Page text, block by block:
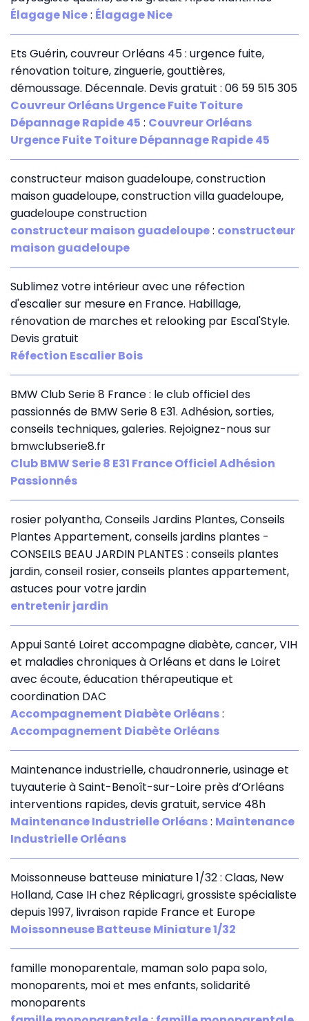
Élagage Nice: Élagage Nice
Ets Guérin, couvreur Orléans 45 : urgence fuite,
rénovation toiture, zinguerie, gouttières,
démoussage. Décennale. Devis gratuit : 06 59 515 305
Couvreur Orléans Urgence Fuite Toiture
Dépannage Rapide 45 : Couvreur Orléans
Urgence Fuite Toiture Dépannage Rapide 45
constructeur maison guadeloupe, construction
maison guadeloupe, construction villa guadeloupe,
guadeloupe construction
constructeur maison guadeloupe: constructeur
maison guadeloupe
Sublimez votre intérieur avec une réfection
d'escalier sur mesure en France. Habillage,
rénovation de marches et relooking par Escal'Style.
Devis gratuit
Réfection Escalier Bois
BMW Club Serie 8 France : le club officiel des
passionnés de BMW Serie 8 E31. Adhésion, sorties,
conseils techniques, galeries. Rejoignez-nous sur
bmwclubserie8.fr
Club BMW Serie 8 E31 France Officiel Adhésion
Passionnés
rosier polyantha, Conseils Jardins Plantes, Conseils
Plantes Appartement, conseils jardins plantes -
CONSEILS BEAU JARDIN PLANTES : conseils plantes
jardin, conseil rosier, conseils plantes appartement,
astuces pour votre jardin
entretenir jardin
Appui Santé Loiret accompagne diabète, cancer, VIH
et maladies chroniques à Orléans et dans le Loiret
avec écoute, éducation thérapeutique et
coordination DAC
Accompagnement Diabète Orléans:
Accompagnement Diabète Orléans
Maintenance industrielle, chaudronnerie, usinage et
tuyauterie à Saint-Benoît-sur-Loire près d’Orléans
interventions rapides, devis gratuit, service 48h
Maintenance Industrielle Orléans: Maintenance
Industrielle Orléans
Moissonneuse batteuse miniature 1/32 : Claas, New
Holland, Case IH chez Réplicagri, grossiste spécialiste
depuis 1997, livraison rapide France et Europe
Moissonneuse Batteuse Miniature 1/32
famille monoparentale, maman solo papa solo,
monoparents, moi et mes enfants, solidarité
monoparents